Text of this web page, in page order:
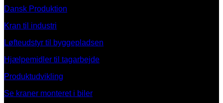
Dansk Produktion
Kran til industri
Løfteudstyr til byggepladsen
Hjælpemidler til tagarbejde
Produktudvikling
Se kraner monteret i biler